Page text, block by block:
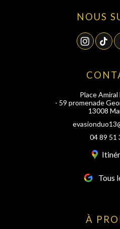
NOUS
Place
- 59 promenade
13008
04 89 51
Tous
À